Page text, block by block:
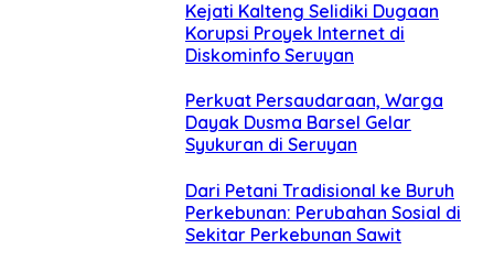
Kejati Kalteng Selidiki Dugaan
Korupsi Proyek Internet di
Diskominfo Seruyan
Perkuat Persaudaraan, Warga
Dayak Dusma Barsel Gelar
Syukuran di Seruyan
Dari Petani Tradisional ke Buruh
Perkebunan: Perubahan Sosial di
Sekitar Perkebunan Sawit